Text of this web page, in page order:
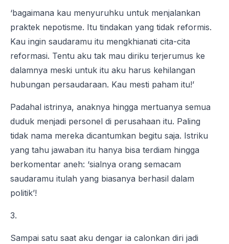
‘bagaimana kau menyuruhku untuk menjalankan
praktek nepotisme. Itu tindakan yang tidak reformis.
Kau ingin saudaramu itu mengkhianati cita-cita
reformasi. Tentu aku tak mau diriku terjerumus ke
dalamnya meski untuk itu aku harus kehilangan
hubungan persaudaraan. Kau mesti paham itu!’
Padahal istrinya, anaknya hingga mertuanya semua
duduk menjadi personel di perusahaan itu. Paling
tidak nama mereka dicantumkan begitu saja. Istriku
yang tahu jawaban itu hanya bisa terdiam hingga
berkomentar aneh: ‘sialnya orang semacam
saudaramu itulah yang biasanya berhasil dalam
politik’!
3.
Sampai satu saat aku dengar ia calonkan diri jadi